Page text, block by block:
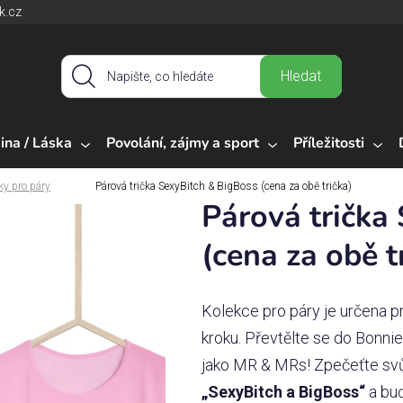
Hledat
/ Láska Povolání, zájmy a sport Příležitosti
pro páry Párová trička SexyBitch & BigBoss (cena za obě trička)
Párová trička
(cena za obě
Kolekce pro páry je určena
kroku. Převtělte se do
jako MR & MRs! Zpečeťte
„SexyBitch a BigBoss“ a